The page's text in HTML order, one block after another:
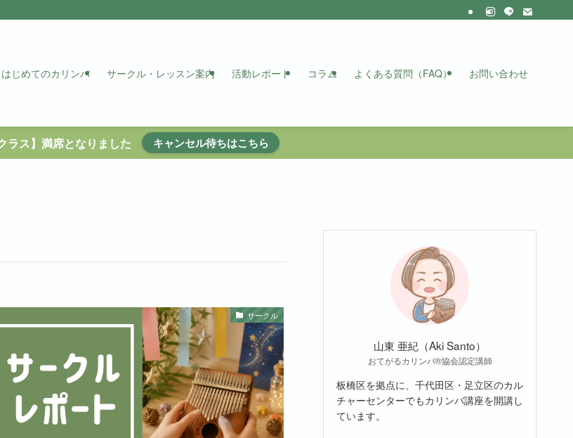
はじめてのカリンバ サークル・レッスン案内 活動レポート コラム よくある質問（FAQ） お問い合わせ
ラス】満席となりました キャンセル待ちはこちら
サークル
山東 亜紀（Aki Santo）
おてがるカリンバ®協会認定講師
板橋区を拠点に、千代田区・足立区のカル
チャーセンターでもカリンバ講座を開講し
ています。